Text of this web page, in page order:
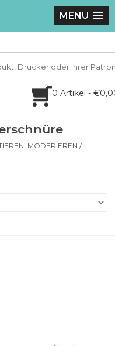
MENU
0 Artikel -
MODERIEREN /